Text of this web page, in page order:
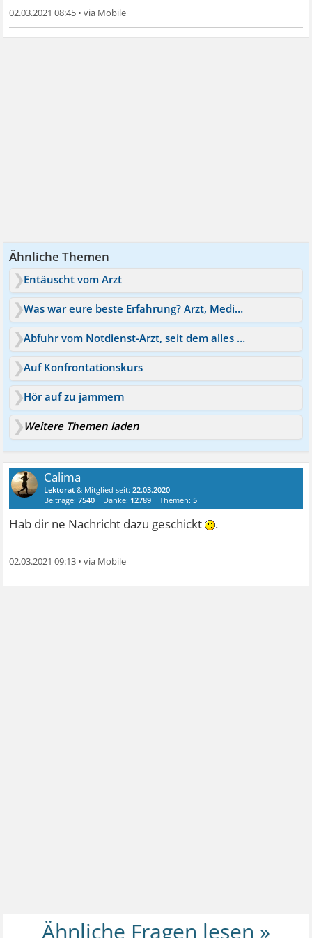
02.03.2021 08:45 •
Ähnliche Themen
Entäuscht vom Arzt
Was war eure beste Erfahrung? Arzt, Medizin, Übung etc
Abfuhr vom Notdienst-Arzt, seit dem alles besser!
Auf Konfrontationskurs
Hör auf zu jammern
Weitere Themen laden
Calima
Lektorat & Mitglied seit:22.03.2020
Beiträge:7540 Danke: 12789 Themen:5
Hab dir ne Nachricht dazu geschickt .
02.03.2021 09:13 •